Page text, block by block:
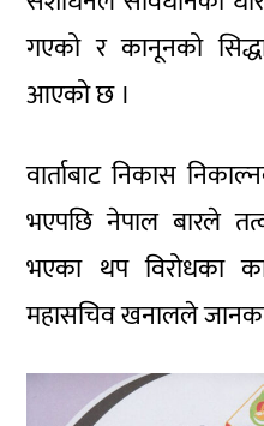
गएको र कानूनको
आएको छ ।
वार्ताबाट निकास
भएपछि नेपाल बारले
भएका थप विरोधका
महासचिव खनालले